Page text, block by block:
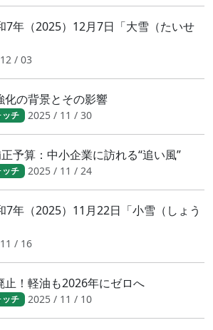
年（2025）12月7日「大雪（たいせ
/ 03
化の背景とその影響
チ 2025 / 11 / 30
予算：中小企業に訪れる“追い風”
チ 2025 / 11 / 24
（2025）11月22日「小雪（しょう
/ 16
止！軽油も2026年にゼロへ
チ 2025 / 11 / 10